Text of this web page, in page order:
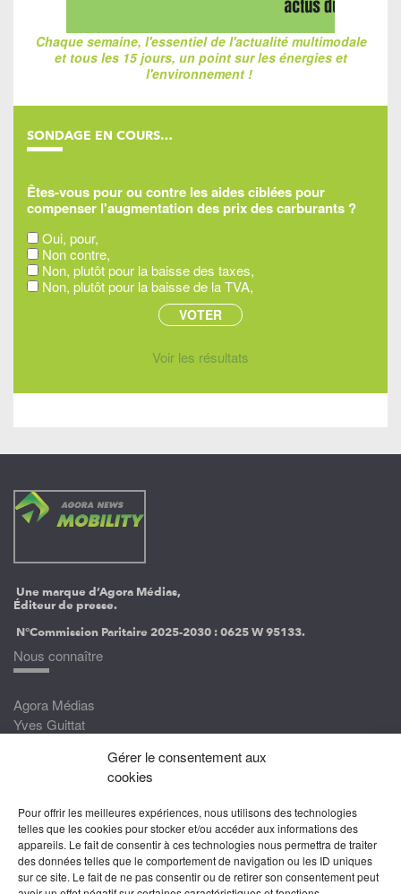
Gérer le consentement aux
cookies
Pour offrir les meilleures expériences, nous utilisons des technologies
telles que les cookies pour stocker et/ou accéder aux informations des
appareils. Le fait de consentir à ces technologies nous permettra de traiter
des données telles que le comportement de navigation ou les ID uniques
sur ce site. Le fait de ne pas consentir ou de retirer son consentement peut
Chaque semaine, l'essentiel de l'actualité multimodale
et tous les 15 jours, un point sur les énergies et
l'environnement !
SONDAGE EN COURS…
Êtes-vous pour ou contre les aides ciblées pour
compenser l'augmentation des prix des carburants ?
Oui, pour,
Non contre,
Non, plutôt pour la baisse des taxes,
Non, plutôt pour la baisse de la TVA,
Voir les résultats
Une marque d’Agora Médias,
Éditeur de presse.
N°Commission Paritaire 2025-2030 :0625 W 95133.
Nous connaître
Agora Médias
Yves Guittat
Devenez correspondant
Rejoignez nos experts
Devenez Partenaire
Nous suivre